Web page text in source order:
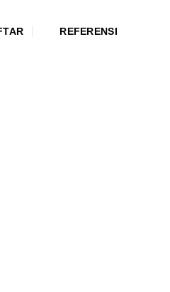
REFERENSI